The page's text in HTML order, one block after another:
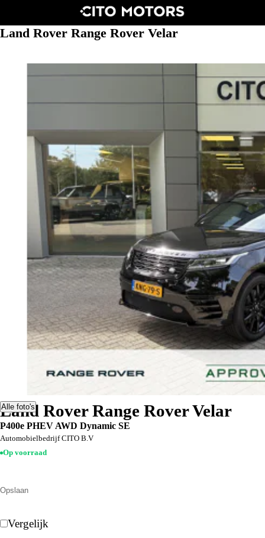
Land Rover Range Rover Velar
Alle foto's
Land Rover Range Rover Velar
P400e PHEV AWD Dynamic SE
Automobielbedrijf CITO B.V
Op voorraad
Opslaan
Vergelijk